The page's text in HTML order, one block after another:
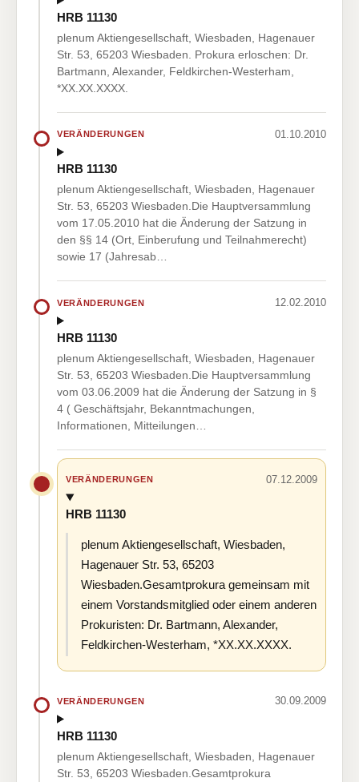
HRB 11130
plenum Aktiengesellschaft, Wiesbaden, Hagenauer
Str. 53, 65203 Wiesbaden. Prokura erloschen: Dr.
Bartmann, Alexander, Feldkirchen-Westerham,
*XX.XX.XXXX.
VERÄNDERUNGEN 01.10.2010
HRB 11130
plenum Aktiengesellschaft, Wiesbaden, Hagenauer
Str. 53, 65203 Wiesbaden.Die Hauptversammlung
vom 17.05.2010 hat die Änderung der Satzung in
den §§ 14 (Ort, Einberufung und Teilnahmerecht)
sowie 17 (Jahresab…
VERÄNDERUNGEN 12.02.2010
HRB 11130
plenum Aktiengesellschaft, Wiesbaden, Hagenauer
Str. 53, 65203 Wiesbaden.Die Hauptversammlung
vom 03.06.2009 hat die Änderung der Satzung in §
4 ( Geschäftsjahr, Bekanntmachungen,
Informationen, Mitteilungen…
VERÄNDERUNGEN 07.12.2009
HRB 11130
plenum Aktiengesellschaft, Wiesbaden,
Hagenauer Str. 53, 65203
Wiesbaden.Gesamtprokura gemeinsam mit
einem Vorstandsmitglied oder einem anderen
Prokuristen: Dr. Bartmann, Alexander,
Feldkirchen-Westerham, *XX.XX.XXXX.
VERÄNDERUNGEN 30.09.2009
HRB 11130
plenum Aktiengesellschaft, Wiesbaden, Hagenauer
Str. 53, 65203 Wiesbaden.Gesamtprokura